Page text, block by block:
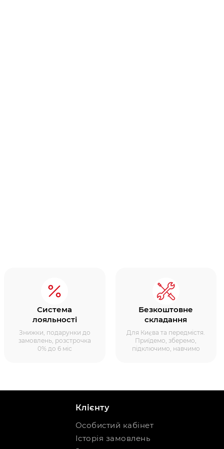
Система
лояльності
Знижки, подарунки до
замовлень, розстрочка
0% до 6 міс
Безкоштовне
складання
Для Києва та передмістя.
Приїдемо, зберемо,
підключимо, навчимо
Клієнту
Особистий кабінет
Історія замовлень